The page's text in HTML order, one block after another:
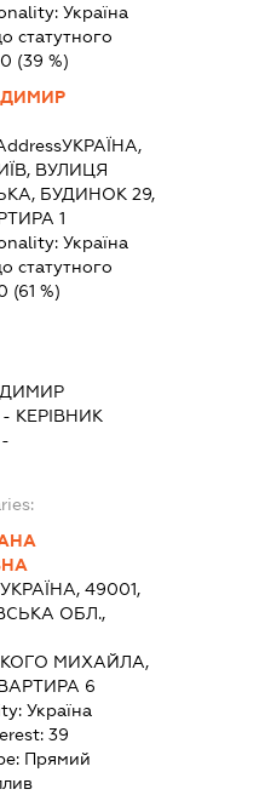
Україна
статутного
(39 %)
УКРАЇНА,
ВУЛИЦЯ
БУДИНОК 29,
1
Україна
статутного
(61 %)
- КЕРІВНИК
УКРАЇНА, 49001,
ОБЛ.,
МИХАЙЛА,
6
Україна
39
Прямий